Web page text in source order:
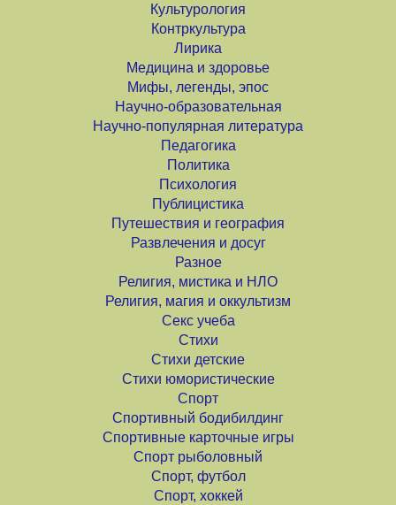
Культурология
Контркультура
Лирика
Медицина и здоровье
Мифы, легенды, эпос
Научно-образовательная
Научно-популярная литература
Педагогика
Политика
Психология
Публицистика
Путешествия и география
Развлечения и досуг
Разное
Религия, мистика и НЛО
Религия, магия и оккультизм
Секс учеба
Стихи
Стихи детские
Стихи юмористические
Спорт
Спортивный бодибилдинг
Спортивные карточные игры
Спорт рыболовный
Спорт, футбол
Спорт, хоккей